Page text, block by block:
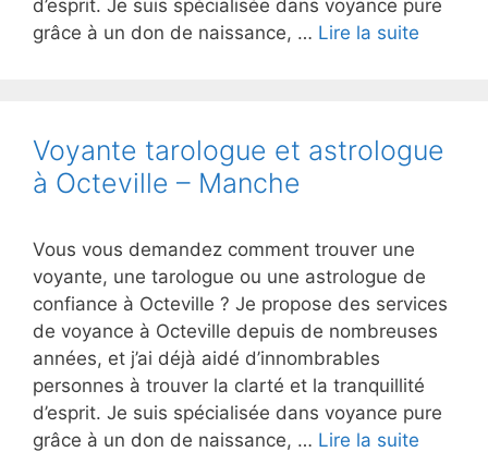
d’esprit. Je suis spécialisée dans voyance pure
grâce à un don de naissance, … Lire la suite
Voyante tarologue et astrologue
à Octeville – Manche
Vous vous demandez comment trouver une
voyante, une tarologue ou une astrologue de
confiance à Octeville ? Je propose des services
de voyance à Octeville depuis de nombreuses
années, et j’ai déjà aidé d’innombrables
personnes à trouver la clarté et la tranquillité
d’esprit. Je suis spécialisée dans voyance pure
grâce à un don de naissance, … Lire la suite